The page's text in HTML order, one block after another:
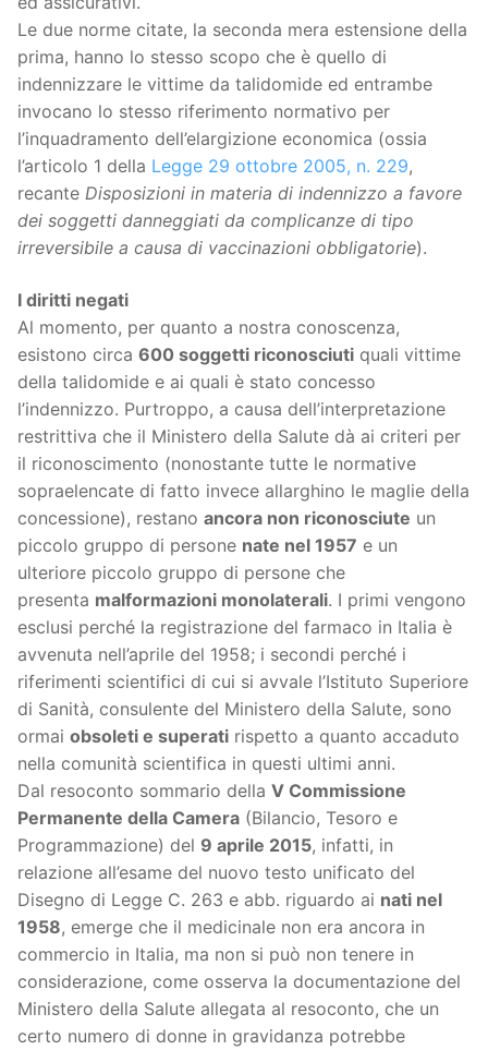
Le due norme citate, la seconda mera estensione della
prima, hanno lo stesso scopo che è quello di
indennizzare le vittime da talidomide ed entrambe
invocano lo stesso riferimento normativo per
l’inquadramento dell’elargizione economica (ossia
l’articolo 1 della Legge 29 ottobre 2005, n. 229,
recante Disposizioni in materia di indennizzo a favore
dei soggetti danneggiati da complicanze di tipo
irreversibile a causa di vaccinazioni obbligatorie).
I diritti negati
Al momento, per quanto a nostra conoscenza,
esistono circa 600 soggetti riconosciuti quali vittime
della talidomide e ai quali è stato concesso
l’indennizzo. Purtroppo, a causa dell’interpretazione
restrittiva che il Ministero della Salute dà ai criteri per
il riconoscimento (nonostante tutte le normative
sopraelencate di fatto invece allarghino le maglie della
concessione), restano ancora non riconosciute un
piccolo gruppo di persone nate nel 1957 e un
ulteriore piccolo gruppo di persone che
presenta malformazioni monolaterali. I primi vengono
esclusi perché la registrazione del farmaco in Italia è
avvenuta nell’aprile del 1958; i secondi perché i
riferimenti scientifici di cui si avvale l’Istituto Superiore
di Sanità, consulente del Ministero della Salute, sono
ormai obsoleti e superati rispetto a quanto accaduto
nella comunità scientifica in questi ultimi anni.
Dal resoconto sommario della V Commissione
Permanente della Camera (Bilancio, Tesoro e
Programmazione) del 9 aprile 2015, infatti, in
relazione all’esame del nuovo testo unificato del
Disegno di Legge C. 263 e abb. riguardo ai nati nel
1958, emerge che il medicinale non era ancora in
commercio in Italia, ma non si può non tenere in
considerazione, come osserva la documentazione del
Ministero della Salute allegata al resoconto, che un
certo numero di donne in gravidanza potrebbe